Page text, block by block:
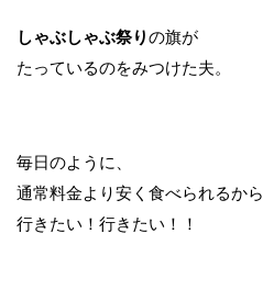
しゃぶしゃぶ祭りの旗が
たっているのをみつけた夫。
毎日のように、
通常料金より安く食べられるから
行きたい！行きたい！！